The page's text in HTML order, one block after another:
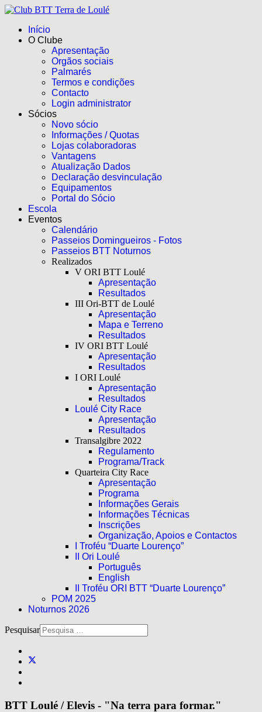
Início
O Clube
Apresentação
Orgãos sociais
Palmarés
Termos e condições
Contacto
Login administrator
Sócios
Novo sócio
Informações / Quotas
Lojas colaboradoras
Vantagens
Atualização Dados
Declaração desvinculação
Equipamentos
Portal do Sócio
Escola
Eventos
Calendário
Passeios Domingueiros - Fotos
Passeios BTT Noturnos
Realizados
V ORI BTT Loulé
Apresentação
Resultados
III Ori-BTT de Loulé
Apresentação
Mapa e Terreno
Resultados
IV ORI BTT Loulé
Apresentação
Resultados
I ORI Loulé
Apresentação
Resultados
Loulé City Race
Apresentação
Resultados
Transalgibre 2022
Regulamento
Programa/Track
Quarteira City Race
Apresentação
Programa
Informações Gerais
Informações Técnicas
Inscrições
Organização, Apoios e Contactos
I Troféu “Duarte Lourenço”
II Ori Loulé
Português
English
II Troféu ORI BTT “Duarte Lourenço”
POM 2025
Noturnos 2026
Pesquisar
BTT Loulé / Elevis - "Na terra para formar."